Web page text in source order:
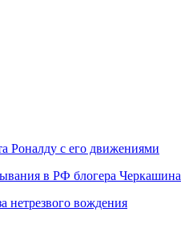
Роналду с его движениями
в РФ блогера Черкашина
нетрезвого вождения